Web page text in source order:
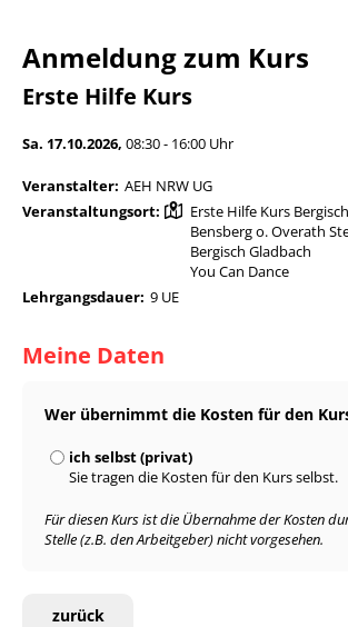
Anmeldung zum Kurs
Erste Hilfe Kurs
Sa. 17.10.2026, 08:30 - 16:00 Uhr
Veranstalter: AEH NRW UG
Veranstaltungsort:
Erste Hilfe Kurs
Bensberg o. Overath
Bergisch Gladbach
You Can Dance
Lehrgangsdauer: 9 UE
Meine Daten
Wer übernimmt die Kosten für den
ich selbst (privat)
Sie tragen die Kosten für den Kurs selbst.
Für diesen Kurs ist die Übernahme der Kosten
Stelle (z.B. den Arbeitgeber) nicht vorgesehen.
zurück